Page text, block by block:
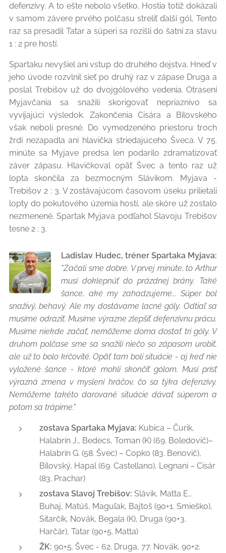
defenzívy. A to ešte nebolo všetko. Hostia totiž dokázali
v samom závere prvého polčasu streliť ďalší gól, Tento
raz sa presadil Tatar a súperi sa rozišli do šatní za stavu
1 : 2 pre hostí.
Spartaku nevyšiel ani vstup do druhého dejstva. Hneď v
jeho úvode rozvlnil sieť po druhý raz v zápase Druga a
poslal Trebišov už do dvojgólového vedenia. Otrasení
Myjavčania sa snažili skorigovať nepriaznivo sa
vyvíjajúci výsledok. Zakončenia Cisára a Bílovského
však neboli presné. Do vymedzeného priestoru troch
žrdí nezapadla ani hlavička striedajúceho Šveca. V 75.
minúte sa Myjave predsa len podarilo zdramatizovať
záver zápasu. Hlavičkoval opäť Švec a tento raz už
lopta skončila za bezmocným Slávikom. Myjava -
Trebišov 2 : 3. V zostávajúcom časovom úseku prilietali
lopty do pokutového územia hostí, ale skóre už zostalo
nezmenené. Spartak Myjava podľahol Slavoju Trebišov
tesne 2 : 3.
Ladislav Hudec, tréner Spartaka Myjava:
"Začali sme dobre. V prvej minúte, to Arthur
musí doklepnúť do prázdnej brány. Také
šance, aké my zahadzujeme... Súper bol
snaživý, behavý. Ale my dostávame lacné góly. Odtiaľ sa
musíme odraziť. Musíme výrazne zlepšiť defenzívnu prácu.
Musíme niekde začať, nemôžeme doma dostať tri góly. V
druhom polčase sme sa snažili niečo so zápasom urobiť,
ale už to bolo kŕčovité. Opäť tam boli situácie - aj keď nie
vyložené šance - ktoré mohli skončiť gólom. Musí prísť
výrazná zmena v myslení hráčov, čo sa týka defenzívy.
Nemôžeme takéto darované situácie dávať súperom a
potom sa trápime."
zostava Spartaka Myjava: Kubica – Čurik,
Halabrín J., Bedecs, Toman (K) (69. Boledovič)–
Halabrín G. (58. Švec) – Copko (83. Benovič),
Bílovský, Hapal (69. Castellano), Legnani – Cisár
(83. Prachar)
zostava Slavoj Trebišov: Slávik, Matta E.,
Buhaj, Matúš, Maguľak, Bajtoš (90+1. Smieško),
Sitarčík, Novák, Begala (K), Druga (90+3.
Harčár), Tatar (90+5. Matta)
ŽK: 90+5. Švec - 62. Druga, 77. Novák, 90+2.